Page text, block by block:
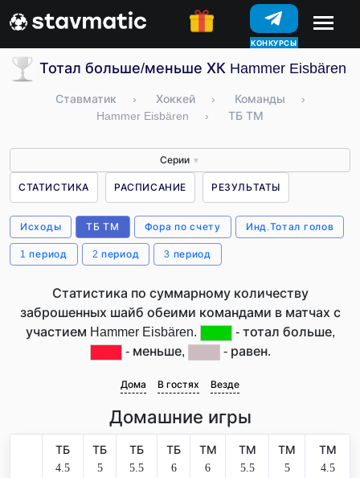
КОНКУРСЫ
Тотал больше/меньше ХК Hammer Eisbären
Ставматик › Хоккей › Команды
›
Hammer Eisbären
› ТБ ТМ
Серии ▼
СТАТИСТИКА РАСПИСАНИЕ РЕЗУЛЬТАТЫ
Исходы ТБ ТМ Фора по счету Инд.Тотал голов
1 период 2 период 3 период
Статистика по суммарному количеству
заброшенных шайб обеими командами в матчах с
участием Hammer Eisbären.
- тотал больше,
- меньше,
- равен.
Дома В гостях Везде
Домашние игры
ТБ
4.5
ТБ
5
ТБ
5.5
ТБ
6
ТМ
6
ТМ
5.5
ТМ
5
ТМ
4.5